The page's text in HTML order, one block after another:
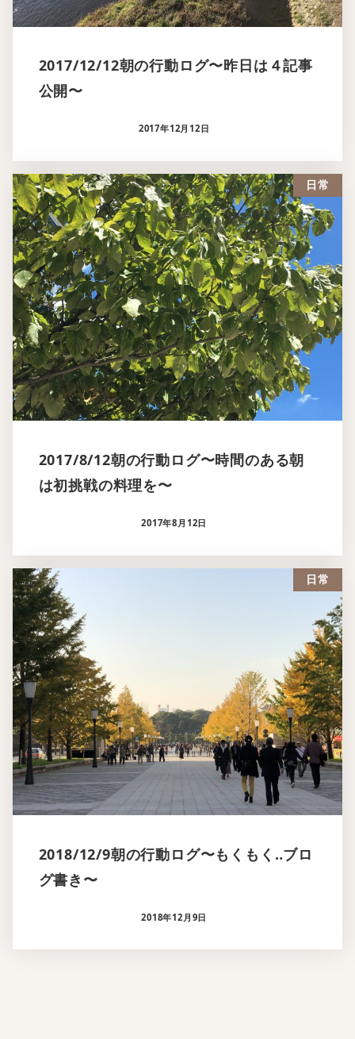
2017/12/12朝の行動ログ〜昨日は４記事
公開〜
2017年12月12日
日常
2017/8/12朝の行動ログ〜時間のある朝
は初挑戦の料理を〜
2017年8月12日
日常
2018/12/9朝の行動ログ〜もくもく‥ブロ
グ書き〜
2018年12月9日